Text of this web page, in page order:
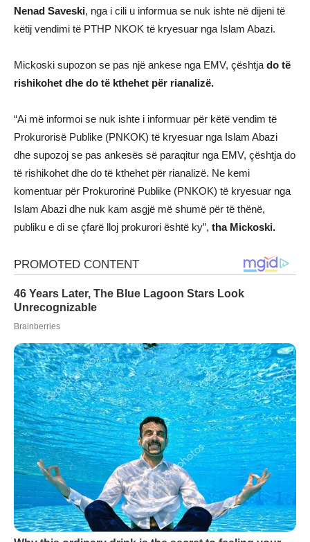
Nenad Saveski, nga i cili u informua se nuk ishte në dijeni të
këtij vendimi të PTHP NKOK të kryesuar nga Islam Abazi.
Mickoski supozon se pas një ankese nga EMV, çështja do të
rishikohet dhe do të kthehet për rianalizë.
“Ai më informoi se nuk ishte i informuar për këtë vendim të
Prokurorisë Publike (PNKOK) të kryesuar nga Islam Abazi
dhe supozoj se pas ankesës së paraqitur nga EMV, çështja do
të rishikohet dhe do të kthehet për rianalizë. Ne kemi
komentuar për Prokurorinë Publike (PNKOK) të kryesuar nga
Islam Abazi dhe nuk kam asgjë më shumë për të thënë,
publiku e di se çfarë lloj prokurori është ky”, tha Mickoski.